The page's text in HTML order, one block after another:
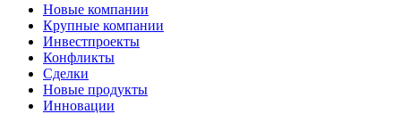
Новые компании
Крупные компании
Инвестпроекты
Конфликты
Сделки
Новые продукты
Инновации